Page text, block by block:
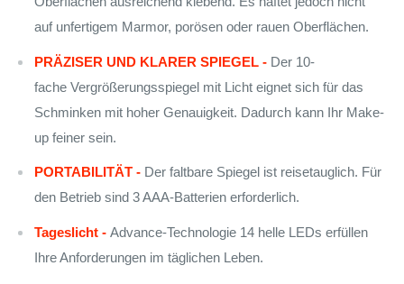
auf unfertigem Marmor, porösen oder rauen Oberflächen.
PRÄZISER UND KLARER SPIEGEL - Der 10-
fache Vergrößerungsspiegel mit Licht eignet sich für das
Schminken mit hoher Genauigkeit. Dadurch kann Ihr Make-
up feiner sein.
PORTABILITÄT - Der faltbare Spiegel ist reisetauglich. Für
den Betrieb sind 3 AAA-Batterien erforderlich.
Tageslicht - Advance-Technologie 14 helle LEDs erfüllen
Ihre Anforderungen im täglichen Leben.